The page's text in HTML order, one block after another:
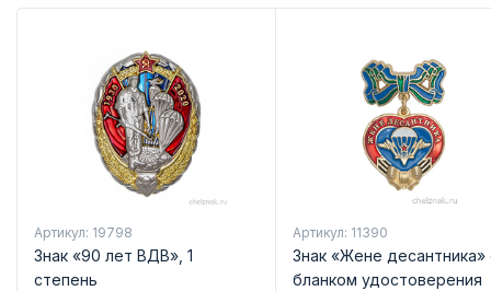
Артикул: 19798
Знак «90 лет ВДВ», 1
степень
Артикул: 11390
Знак «Жене десантника»
бланком удостоверения